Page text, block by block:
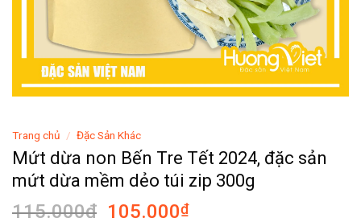
Trang chủ / Đặc Sản Khác
Mứt dừa non Bến Tre Tết 2024, đặc sản
mứt dừa mềm dẻo túi zip 300g
115.000₫ Giá
105.000₫Giá